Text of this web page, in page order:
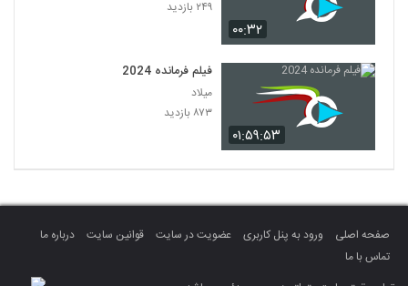
۰۰:۳۲
۲۴۹ بازدید
۰۱:۵۹:۵۳
فیلم فرمانده 2024
میلاد
۸۷۳ بازدید
صفحه اصلی ورود به پنل کاربری عضویت در سایت قوانین سایت
درباره ما
تماس با ما